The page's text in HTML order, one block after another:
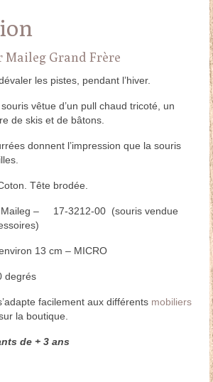
Maileg Grand Frère
les pistes, pendant l’hiver.
vêtue d’un pull chaud tricoté, un
de skis et de bâtons.
donnent l’impression que la souris
Tête brodée.
Maileg – 17-3212-00 (souris vendue
13 cm – MICRO
degrés
facilement aux différents mobiliers
la boutique.
de + 3 ans